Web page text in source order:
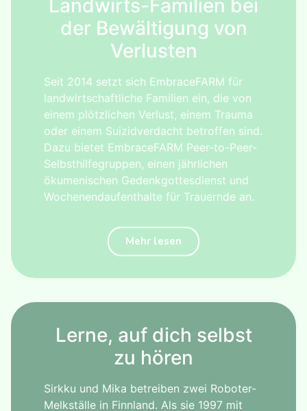
Landwirts-Familien bei
der Bewältigung von
Verlusten
Seit 2014 setzt sich EmbraceFARM für
landwirtschaftliche Familien ein, die von
einem plötzlichen Verlust, einem Trauma
oder einem Suizidverdacht betroffen sind.
Dazu bietet EmbraceFARM Peer-to-Peer-
Selbsthilfegruppen, einen jährlichen
ökumenischen Gedenkgottesdienst und
Wochenendaufenthalte für Trauernde an.
Mehr lesen
Lerne, auf dich selbst
zu hören
Sirkku und Mika betreiben zwei Roboter-
Melkställe in Finnland. Als sie 1997 mit